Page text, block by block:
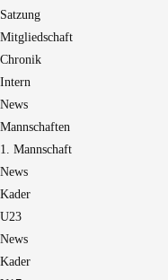
Satzung
Mitgliedschaft
Chronik
Intern
News
Mannschaften
1. Mannschaft
News
Kader
U23
News
Kader